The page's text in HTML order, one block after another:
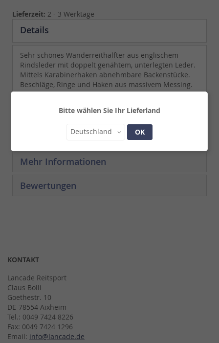
Bitte wählen Sie Ihr Lieferland
Land
Deutschland OK
Lieferzeit: 2 - 3 Werktage
Details
Sehr schönes Wanderreithalfter aus englischem
Rindsleder mit doppelt genähtem, unterlegten Leder.
Mittels Karabinerhaken abnehmbare Backenstücke.
Beschläge, Ringe und Haken aus massivem Messing.
Mehr Informationen
Bewertungen
KONTAKT
Lancade Reitsport
Claus Bolli
Goethestr. 10
DE-78554 Aixheim
Tel.: 0049 7424 8226
Fax: 0049 7424 1296
Email: info@lancade.de